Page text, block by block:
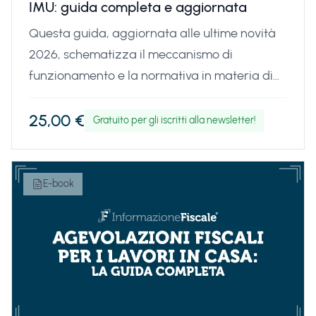
IMU: guida completa e aggiornata
Questa guida, aggiornata alle ultime novità
2026, schematizza il meccanismo di
funzionamento e la normativa in materia di
istruzioni per il corretto adempimento, ma
esenzioni previste. NOVITÀ
AGGIORNAMENTO 20 MAGGIO 2026: Il testo
per includere le novità che si applicheranno in
sede di calcolo dell'acconto dovuto il 16
giugno e del successivo saldo da versare a
25,00 € Gratuito per gli iscritti alla newsletter!
E-book